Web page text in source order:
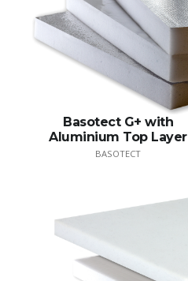
Basotect G+ with
Aluminium Top Layer
BASOTECT